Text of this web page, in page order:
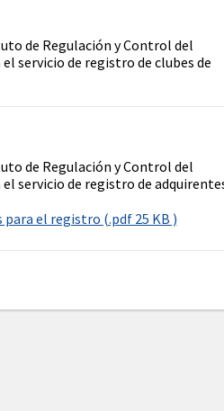
de Regulación y Control del
servicio de registro de clubes de
de Regulación y Control del
servicio de registro de
el registro (.pdf 25 KB )